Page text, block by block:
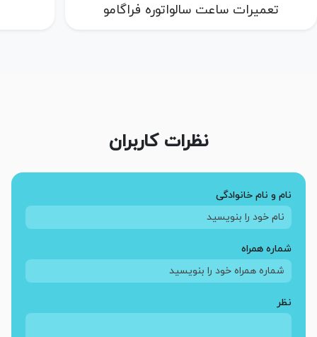
تعمیرات ساعت راک فیلد
نظرات کاربران
نام و نام خانوادگی
شماره همراه
نظر